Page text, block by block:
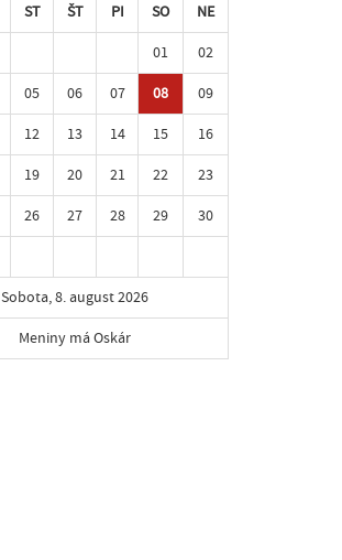
ST ŠT PI SO
NE
01
02
05 06 07 08
09
12 13 14 15
16
19 20 21 22
23
26 27 28 29
30
Sobota, 8. august 2026
Meniny má Oskár